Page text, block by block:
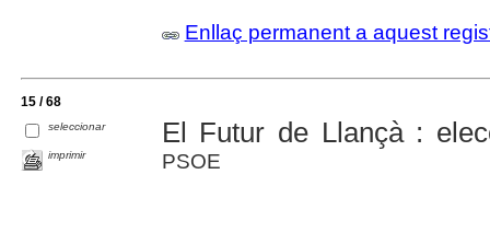
Enllaç permanent a aquest
15 / 68
seleccionar
imprimir
El Futur de Llançà :
PSOE